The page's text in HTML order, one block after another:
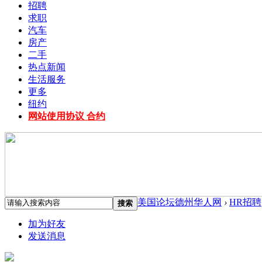
招聘
求职
汽车
房产
二手
热点新闻
生活服务
更多
纽约
网站使用协议 合约
搜索 美国论坛德州华人网 › HR招聘
加为好友
发送消息